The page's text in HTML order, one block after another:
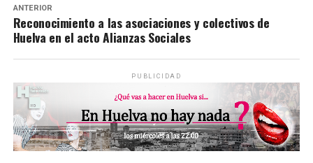
ANTERIOR
Reconocimiento a las asociaciones y colectivos de
Huelva en el acto Alianzas Sociales
PUBLICIDAD